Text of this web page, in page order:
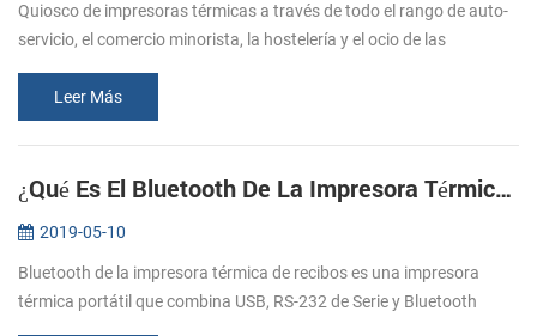
Quiosco de impresoras térmicas a través de todo el rango de auto-
servicio, el comercio minorista, la hostelería y el ocio de las
como la...Leer Más
¿Qué Es El Bluetooth De La Impresora Térmica De Recibos ？
2019-05-10
Bluetooth de la impresora térmica de recibos es una impresora
térmica portátil que combina USB, RS-232 de Serie y Bluetooth